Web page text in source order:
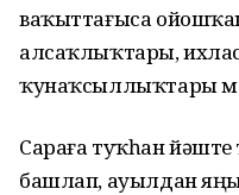
ваҡыттағыса
алсаҡлыҡтары,
ҡунаҡсыллыҡтары
Сараға туҡһан йәште
башлап, ауылдан